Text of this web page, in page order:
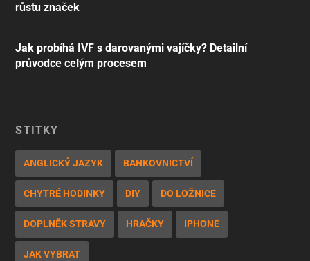
růstu značek
Jak probíhá IVF s darovanými vajíčky? Detailní
průvodce celým procesem
ŠTÍTKY
ANGLICKÝ JAZYK BANKOVNICTVÍ
CHYTRÉ HODINKY DIY DO LOŽNICE
DOPLNĚK STRAVY HRAČKY IPHONE
JAK VYBRAT